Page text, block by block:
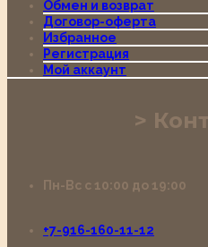
Обмен и возврат
Договор-оферта
Избранное
Регистрация
Мой аккаунт
Пн-Вс с 10:00 до 19:00
+7-916-160-11-12